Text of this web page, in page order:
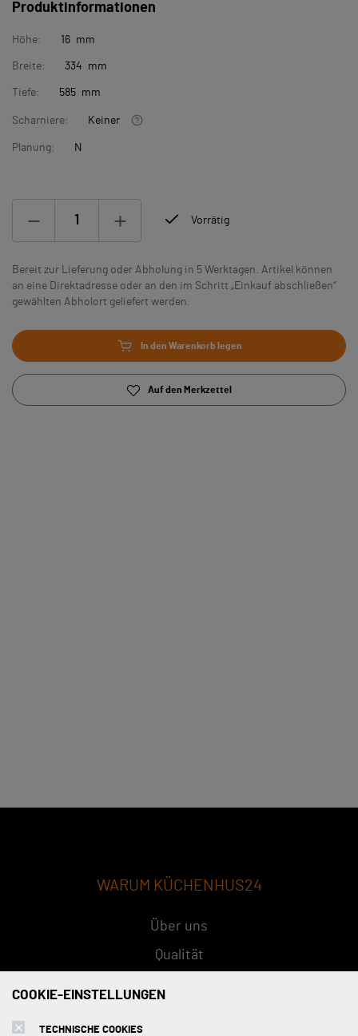
COOKIE-EINSTELLUNGEN
TECHNISCHE COOKIES
Produktinformationen
Höhe: 16 mm
Breite: 334 mm
Tiefe: 585 mm
Scharniere: Keiner
Planung: N
Vorrätig
Bereit zur Lieferung oder Abholung in 5 Werktagen. Artikel können
an eine Direktadresse oder an den im Schritt „Einkauf abschließen“
gewählten Abholort geliefert werden.
In den Warenkorb legen
Auf den Merkzettel
WARUM KÜCHENHUS24
Über uns
Qualität